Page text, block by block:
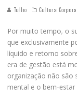
Tullio Cultura
Por muito tempo, o
que exclusivamente
líquido e retorno
era de gestão está
organização não são
mental e o bem-